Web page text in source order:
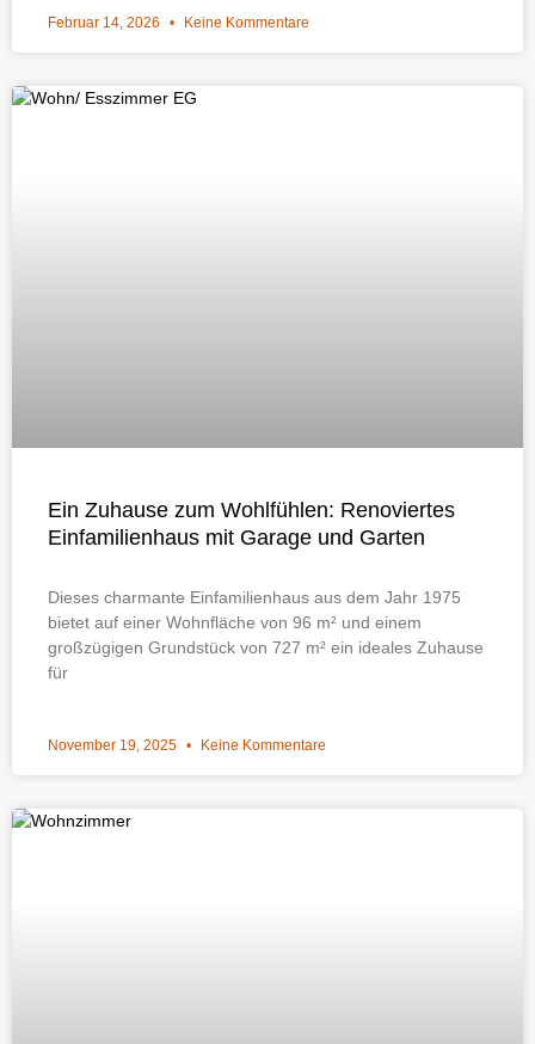
Februar 14, 2026 Keine Kommentare
Ein Zuhause zum Wohlfühlen: Renoviertes
Einfamilienhaus mit Garage und Garten
Dieses charmante Einfamilienhaus aus dem Jahr 1975
bietet auf einer Wohnfläche von 96 m² und einem
großzügigen Grundstück von 727 m² ein ideales Zuhause
für
November 19, 2025 Keine Kommentare